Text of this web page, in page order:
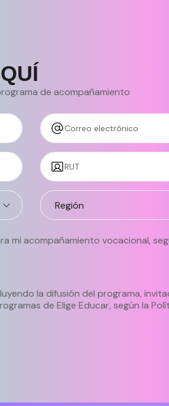
de acompañamiento
Correo electrónico
RUT
mi acompañamiento vocacional,
la difusión del programa,
de Elige Educar, según la